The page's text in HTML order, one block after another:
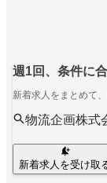
週1回、条件に
新着求人をまとめて
物流企画株式
新着求人を受け取